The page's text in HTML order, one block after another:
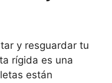
y resguardar tu
rígida es una
están